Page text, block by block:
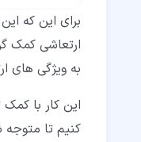
برای این که
ارتعاشی کمک
به ویژگی های
این کار با
کنیم تا